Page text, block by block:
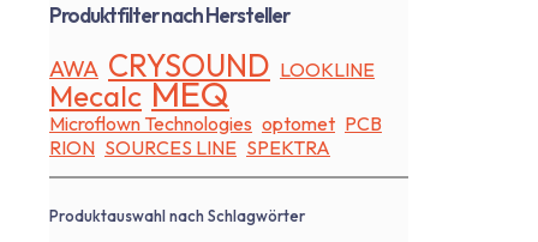
Produktfilter nach Hersteller
AWA CRYSOUND LOOKLINE
Mecalc MEQ
Microflown Technologies optomet PCB
RION SOURCES LINE SPEKTRA
Produktauswahl nach Schlagwörter